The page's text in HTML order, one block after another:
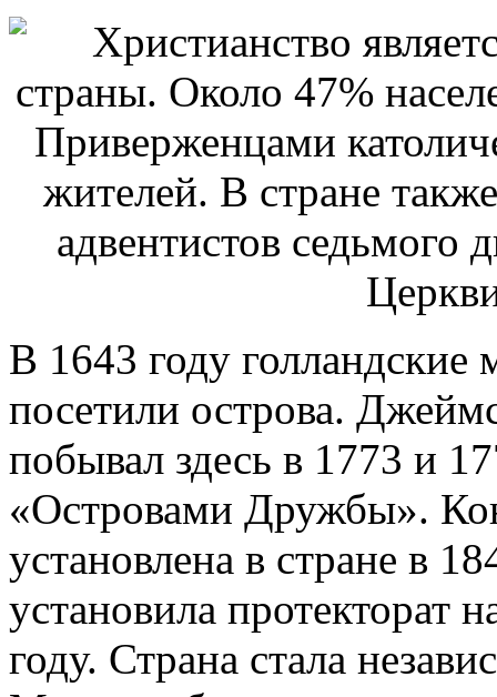
В 1643 году голландские
посетили острова.
побывал здесь в 1773 и
«Островами Дружбы».
установлена в стране в
установила протекторат
году. Страна стала